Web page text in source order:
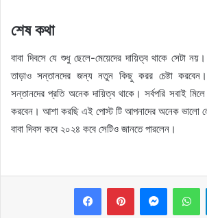
শেষ কথা
বাবা দিবসে যে শুধু ছেলে-মেয়েদের দায়িত্ব থাকে সেটা
তাড়াও সন্তানদের জন্য নতুন কিছু করর চেষ্টা
সন্তানদের প্রতি অনেক দায়িত্ব থাকে। সর্বপরি সবাই মিলে
করবেন। আশা করছি এই পোস্ট টি আপনাদের অনেক ভালো
বাবা দিবস কবে ২০২৪ কবে সেটিও জানতে পারলেন।